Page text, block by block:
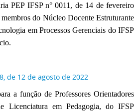
PEP IFSP n° 0011, de 14 de fevereiro
do Núcleo Docente Estruturante
em Processos Gerenciais do IFSP
de 12 de agosto de 2022
a função de Professores Orientadores
Licenciatura em Pedagogia, do IFSP